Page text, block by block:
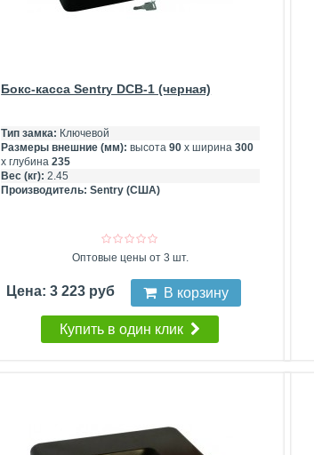
Бокс-касса Sentry DCB-1 (черная)
Тип замка: Ключевой
Размеры внешние (мм): высота90 х ширина300
х глубина235
Вес (кг): 2.45
Производитель:Sentry (США)
Оптовые цены от 3 шт.
Цена: 3 223 руб В корзину
Купить в один клик